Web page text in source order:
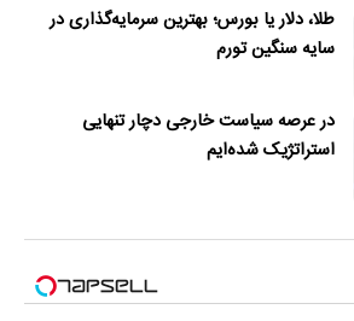
طلا، دلار یا بورس؛ بهترین سرمایه‌گذاری در
سایه سنگین تورم
در عرصه سیاست خارجی دچار تنهایی
استراتژیک شده‌ایم